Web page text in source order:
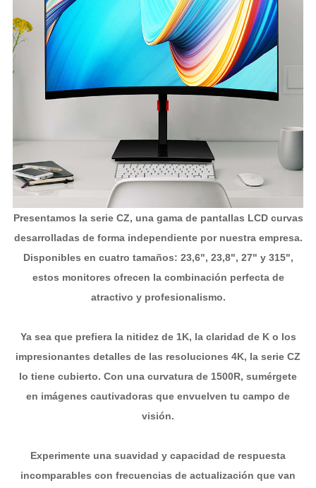
Presentamos la serie CZ, una gama de pantallas LCD curvas
desarrolladas de forma independiente por nuestra empresa.
Disponibles en cuatro tamaños: 23,6", 23,8", 27" y 315",
estos monitores ofrecen la combinación perfecta de
atractivo y profesionalismo.
Ya sea que prefiera la nitidez de 1K, la claridad de K o los
impresionantes detalles de las resoluciones 4K, la serie CZ
lo tiene cubierto. Con una curvatura de 1500R, sumérgete
en imágenes cautivadoras que envuelven tu campo de
visión.
Experimente una suavidad y capacidad de respuesta
incomparables con frecuencias de actualización que van